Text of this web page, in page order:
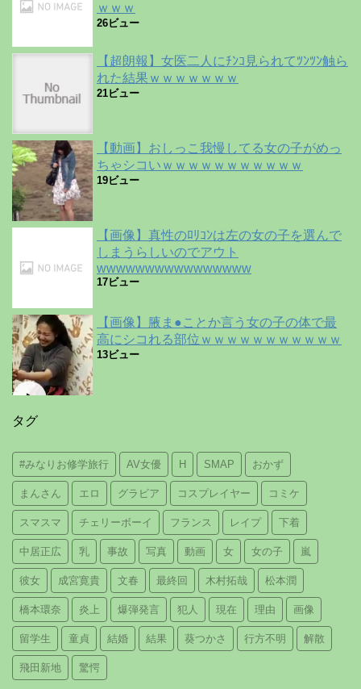
ｗｗｗ
26ビュー
【超朗報】女医二人にﾁﾝｺ見られてﾂﾝﾂﾝ触ら
れた結果ｗｗｗｗｗｗｗ
21ビュー
【動画】おしっこ我慢してる女の子がめっ
ちゃシコいｗｗｗｗｗｗｗｗｗｗｗ
19ビュー
【画像】真性のﾛﾘｺﾝは左の女の子を選んで
しまうらしいのでアウト
wwwwwwwwwwwwwwww
17ビュー
【画像】腋ま●ことか言う女の子の体で最
高にシコれる部位ｗｗｗｗｗｗｗｗｗｗｗ
13ビュー
タグ
#みなりお修学旅行 AV女優 H SMAP おかず
まんさん エロ グラビア コスプレイヤー コミケ
スマスマ チェリーボーイ フランス レイプ 下着
中居正広 乳 事故 写真 動画 女 女の子 嵐
彼女 成宮寛貴 文春 最終回 木村拓哉 松本潤
橋本環奈 炎上 爆弾発言 犯人 現在 理由 画像
留学生 童貞 結婚 結果 葵つかさ 行方不明 解散
飛田新地 驚愕